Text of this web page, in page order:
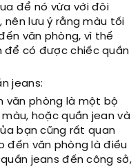
để nó vừa với đôi
nên lưu ý rằng màu tối
văn phòng, vì thế
để có được chiếc quần
jeans:
văn phòng là một bộ
hoặc quần jean và
bạn cũng rất quan
đến văn phòng là điều
jeans đến công sở,